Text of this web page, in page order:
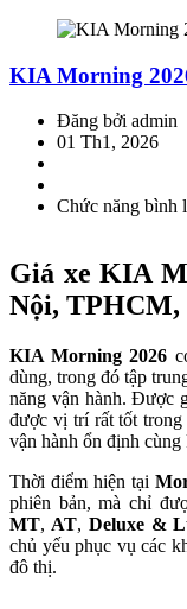
KIA Morning
Đăng bởi admin
01 Th1, 2026
Chức năng bình
Giá xe KIA
Nội, TPHCM,
KIA Morning 2026
dùng, trong đó tập
năng vận hành. Được
được vị trí rất tốt
vận hành ổn định cùng
Thời điểm hiện tại
phiên bản, mà chỉ
MT, AT, Deluxe &
chủ yếu phục vụ các
đô thị.